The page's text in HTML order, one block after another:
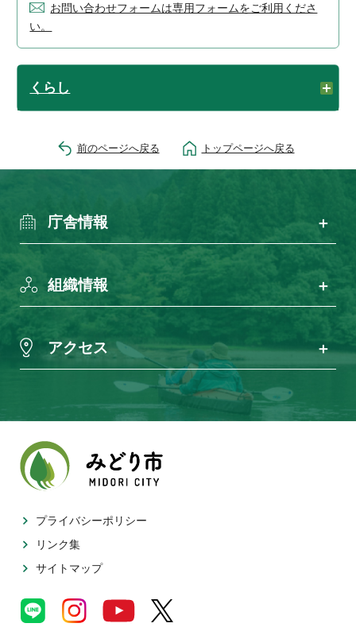
お問い合わせフォームは専用フォームをご利用くださ
い。
くらし
前のページへ戻る トップページへ戻る
庁舎情報
組織情報
アクセス
プライバシーポリシー
リンク集
サイトマップ